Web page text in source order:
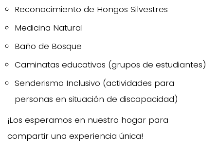
Reconocimiento de Hongos Silvestres
Medicina Natural
Baño de Bosque
Caminatas educativas (grupos de estudiantes)
Senderismo Inclusivo (actividades para
personas en situación de discapacidad)
¡Los esperamos en nuestro hogar para
compartir una experiencia única!